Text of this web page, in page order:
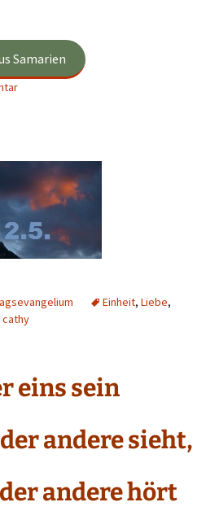
Samarien
Einheit, Liebe,
cathy
eins sein
andere sieht,
andere hört